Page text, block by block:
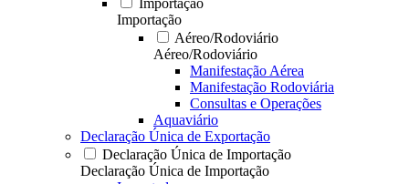
Importação
Importação
Aéreo/Rodoviário
Aéreo/Rodoviário
Manifestação Aérea
Manifestação Rodoviária
Consultas e Operações
Aquaviário
Declaração Única de Exportação
Declaração Única de Importação
Declaração Única de Importação